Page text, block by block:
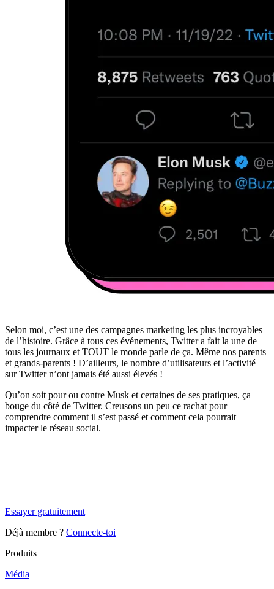
Selon moi, c’est une des campagnes marketing les plus incroyables
de l’histoire. Grâce à tous ces événements, Twitter a fait la une de
tous les journaux et TOUT le monde parle de ça. Même nos parents
et grands-parents ! D’ailleurs, le nombre d’utilisateurs et l’activité
sur Twitter n’ont jamais été aussi élevés !
Qu’on soit pour ou contre Musk et certaines de ses pratiques, ça
bouge du côté de Twitter. Creusons un peu ce rachat pour
comprendre comment il s’est passé et comment cela pourrait
impacter le réseau social.
Essayer gratuitement
Déjà membre ? Connecte-toi
Produits
Média